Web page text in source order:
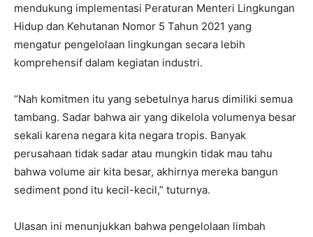
mendukung implementasi Peraturan Menteri Lingkungan
Hidup dan Kehutanan Nomor 5 Tahun 2021 yang
mengatur pengelolaan lingkungan secara lebih
komprehensif dalam kegiatan industri.
“Nah komitmen itu yang sebetulnya harus dimiliki semua
tambang. Sadar bahwa air yang dikelola volumenya besar
sekali karena negara kita negara tropis. Banyak
perusahaan tidak sadar atau mungkin tidak mau tahu
bahwa volume air kita besar, akhirnya mereka bangun
sediment pond itu kecil-kecil,” tuturnya.
Ulasan ini menunjukkan bahwa pengelolaan limbah